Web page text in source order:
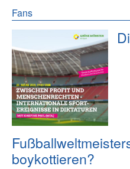
Fans
boykottieren?